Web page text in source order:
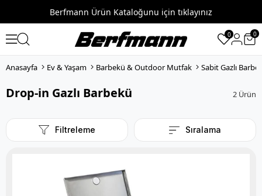
Berfmann Ürün Kataloğunu için tıklayınız
0 0
Anasayfa Ev & Yaşam Barbekü & Outdoor Mutfak Sabit Gazlı
Drop-in Gazlı Barbekü 2 Ürün
Filtreleme Sıralama